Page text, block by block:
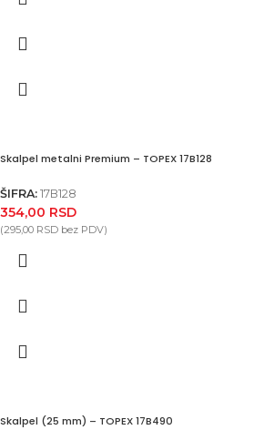
Skalpel metalni Premium – TOPEX 17B128
ŠIFRA: 17B128
354,00 RSD
(295,00 RSD bez PDV)
Skalpel (25 mm) – TOPEX 17B490